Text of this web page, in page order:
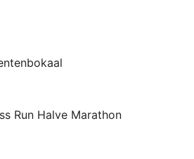
Run Halve Marathon